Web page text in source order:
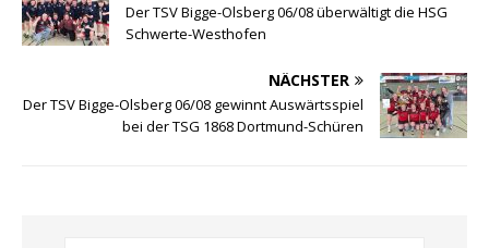
Der TSV Bigge-Olsberg 06/08 überwältigt die HSG
Schwerte-Westhofen
NÄCHSTER
Der TSV Bigge-Olsberg 06/08 gewinnt Auswärtsspiel
bei der TSG 1868 Dortmund-Schüren